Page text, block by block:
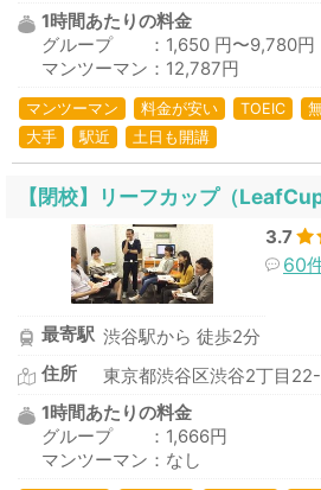
1時間あたりの料金
グループ ：1,650 円〜9,780円
マンツーマン：12,787円
マンツーマン 料金が安い TOEIC
大手
駅近 土日も開講
【閉校】リーフカップ（
3.7
60
最寄駅 渋谷駅から 徒歩2分
住所
東京都渋谷区渋谷2丁目
1時間あたりの料金
グループ ：1,666円
マンツーマン：なし